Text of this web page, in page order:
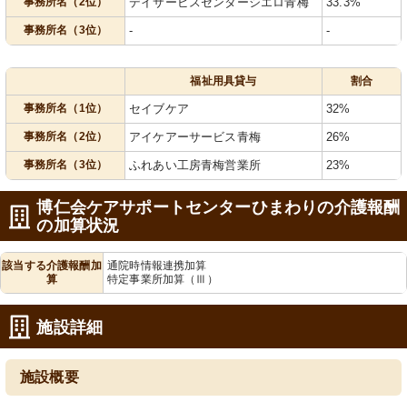
事務所名（3位） - -
福祉用具貸与 割合
事務所名（1位） セイブケア 32%
事務所名（2位） アイケアーサービス青梅 26%
事務所名（3位） ふれあい工房青梅営業所 23%
博仁会ケアサポートセンターひまわりの介護報酬
の加算状況
該当する介護報酬加
算
通院時情報連携加算
特定事業所加算（Ⅲ）
施設詳細
施設概要